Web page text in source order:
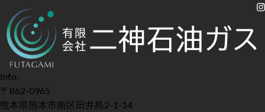
Info.
〒862-0965
熊本県熊本市南区田井島2-1-14